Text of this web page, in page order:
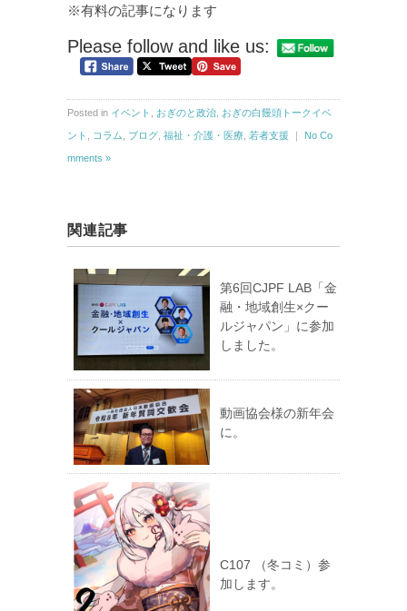
※有料の記事になります
Please follow and like us:
Posted in イベント おぎのと政治 おぎの白饅頭トークイベ
ント コラム ブログ 福祉・介護・医療 若者支援 ｜ No Co
mments »
関連記事
第6回CJPF LAB「金
融・地域創生×クー
ルジャパン」に参加
しました。
動画協会様の新年会
に。
C107 （冬コミ）参
加します。